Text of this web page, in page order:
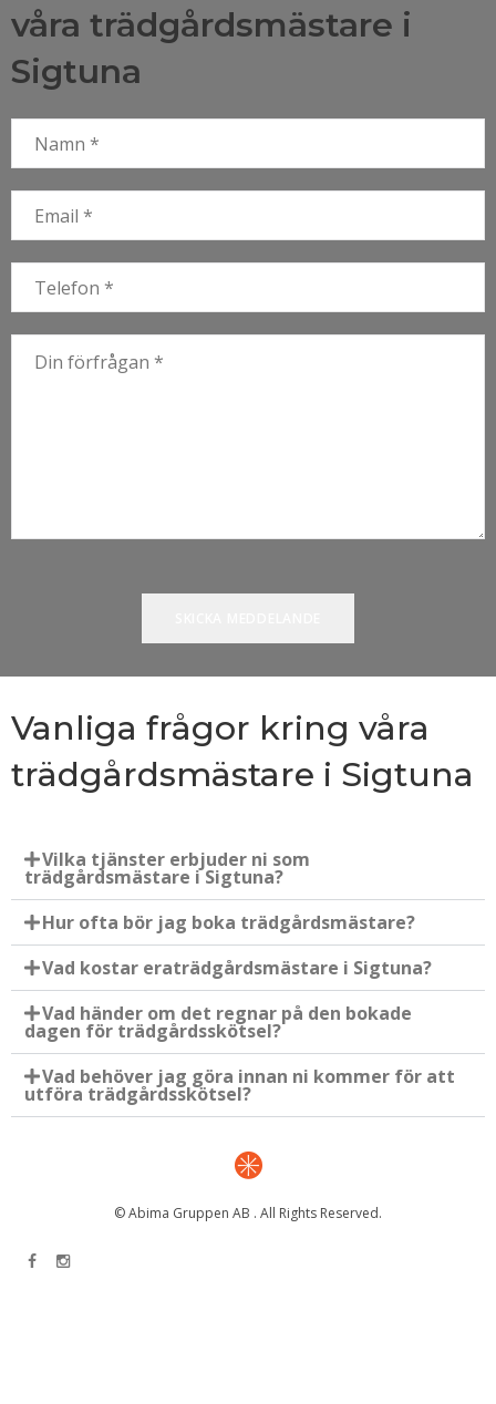
våra trädgårdsmästare i
Sigtuna
Vanliga frågor kring våra
trädgårdsmästare i Sigtuna
Vilka tjänster erbjuder ni som
trädgårdsmästare i Sigtuna?
Hur ofta bör jag boka trädgårdsmästare?
Vad kostar eraträdgårdsmästare i Sigtuna?
Vad händer om det regnar på den bokade
dagen för trädgårdsskötsel?
Vad behöver jag göra innan ni kommer för att
utföra trädgårdsskötsel?
© Abima Gruppen AB . All Rights Reserved.